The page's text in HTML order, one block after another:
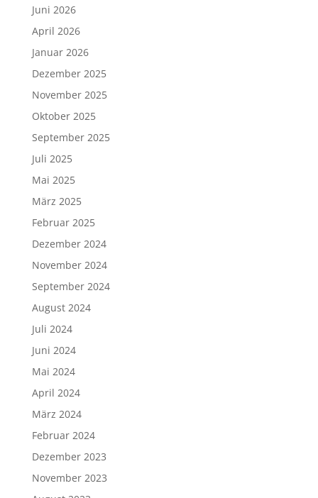
Juni 2026
April 2026
Januar 2026
Dezember 2025
November 2025
Oktober 2025
September 2025
Juli 2025
Mai 2025
März 2025
Februar 2025
Dezember 2024
November 2024
September 2024
August 2024
Juli 2024
Juni 2024
Mai 2024
April 2024
März 2024
Februar 2024
Dezember 2023
November 2023